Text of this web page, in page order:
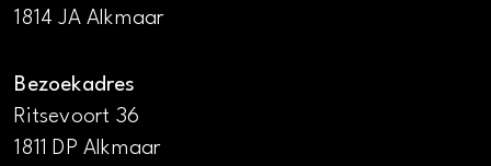
1814 JA Alkmaar
Bezoekadres
Ritsevoort 36
1811 DP Alkmaar